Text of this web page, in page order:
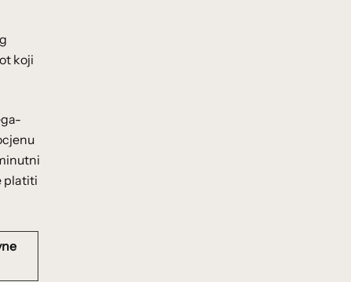
koji
platiti